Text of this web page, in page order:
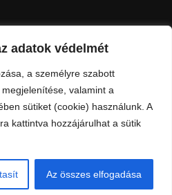
adatok védelmét
a személyre szabott
valamint a
sütiket (cookie) használunk. A
kattintva hozzájárulhat a sütik
Az összes elfogadása
Adatkezelési
tájékoztató
ÁSZF